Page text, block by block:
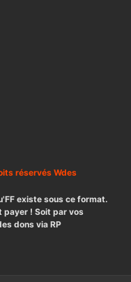
réservés Wdes
existe sous ce format.
payer ! Soit par vos
dons via RP